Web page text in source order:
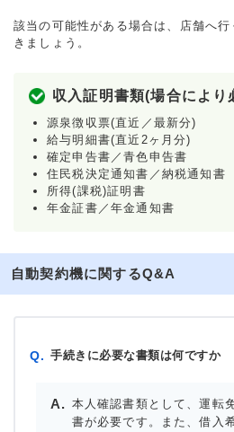
該当の可能性がある場合は、店舗へ
きましょう。
収入証明書類(場合により
源泉徴収票(直近／最新分)
給与明細書(直近2ヶ月分)
確定申告書／青色申告書
住民税決定通知書／納税通知書
所得(課税)証明書
年金証書／年金通知書
自動契約機に関するQ&A
Q. 手続きに必要な書類は何ですか
本人確認書類として、運転
書が必要です。また、借入